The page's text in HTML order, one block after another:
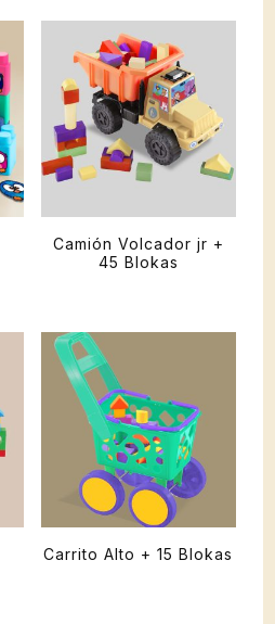
Camión Volcador jr +
45 Blokas
Carrito Alto + 15 Blokas